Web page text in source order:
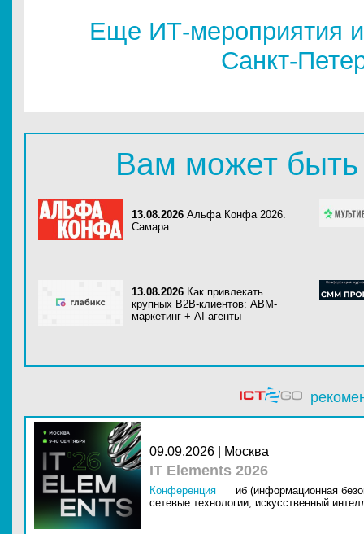
Еще ИТ-мероприятия
Санкт-
Вам может быть
13.08.2026 Альфа Конфа 2026.
Самара
13.08.2026 Как привлекать
крупных B2B-клиентов: ABM-
маркетинг + AI-агенты
09.09.2026 | Москва
IT Elements 2026
Конференция
иб (информационная
сетевые технологии, искусственный